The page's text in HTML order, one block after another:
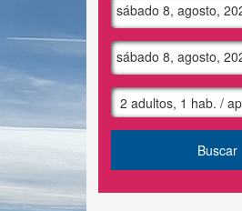
sábado 8, agosto,
sábado 8, agosto,
2 adultos, 1 hab. /
Buscar